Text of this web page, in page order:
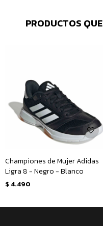
PRODUCTOS
Championes de Mujer Adidas
Ligra 8 - Negro - Blanco
$ 4.490